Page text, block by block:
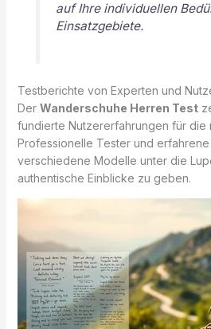
auf Ihre individuellen
Einsatzgebiete.
Testberichte von Experten und
Der Wanderschuhe Herren Test
fundierte Nutzererfahrungen für die
Professionelle Tester und
verschiedene Modelle unter die
authentische Einblicke zu geben.